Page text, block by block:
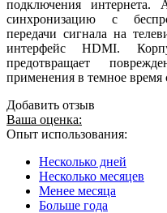
подключения интернета.
синхронизацию с
передачи сигнала на
интерфейс HDMI.
предотвращает
применения в темное время
Добавить отзыв
Ваша оценка:
Опыт использования:
Несколько дней
Несколько месяцев
Менее месяца
Больше года